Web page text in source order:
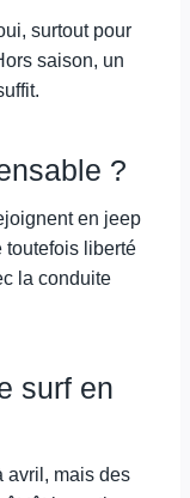
surtout pour
saison, un
?
en jeep
toutefois liberté
la conduite
surf en
avril, mais des